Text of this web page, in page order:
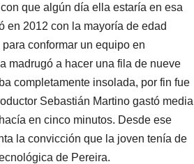
que algún día ella estaría en esa
en 2012 con la mayoría de edad
conformar un equipo en
madrugó a hacer una fila de nueve
completamente insolada, por fin fue
Sebastián Martino gastó media
en cinco minutos. Desde ese
la convicción que la joven tenía de
de Pereira.